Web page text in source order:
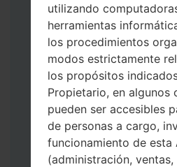
Descargue a su PC:
Odin 3.
A continuación,
firmware.
Debe obtener 1 (si es
o 5 (si es archivo 5,
AP: "Sistema y
utilizando
herramientas
los procedimientos
modos estrictamente
los propósitos
Propietario, en algunos
pueden ser accesibles
de personas a cargo,
funcionamiento de esta
(administración,